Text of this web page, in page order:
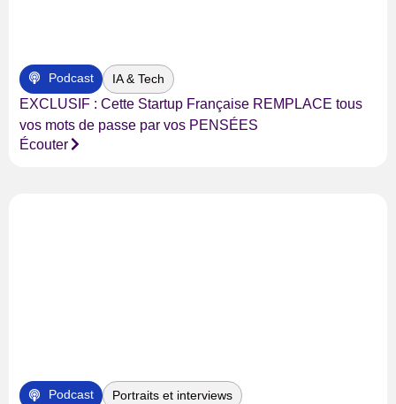
Podcast IA & Tech
EXCLUSIF : Cette Startup Française REMPLACE tous
vos mots de passe par vos PENSÉES
Écouter
Podcast Portraits et interviews